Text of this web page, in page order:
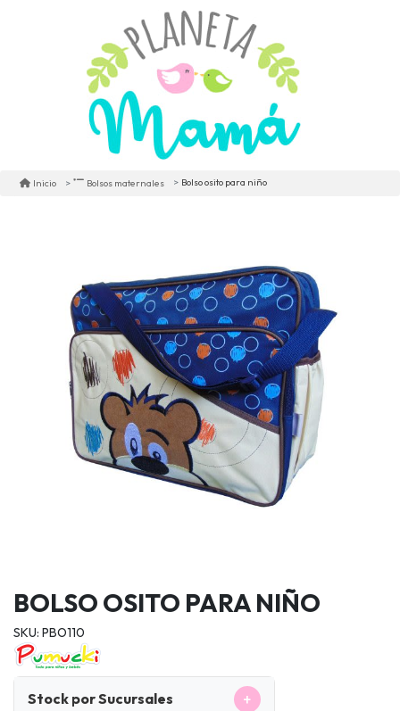
Inicio Bolsos maternales Bolso osito para niño
BOLSO OSITO PARA NIÑO
SKU: PBO110
Stock por Sucursales +